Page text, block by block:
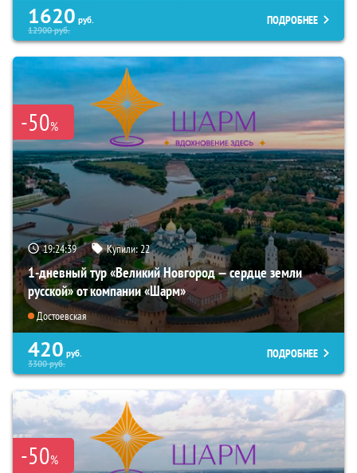
1620 руб.
12900руб.
ПОДРОБНЕЕ
-50%
19:24:37 Купили:22
1-дневный тур «Великий Новгород — сердце земли
русской» от компании «Шарм»
Достоевская
420 руб.
3300руб.
ПОДРОБНЕЕ
-50%